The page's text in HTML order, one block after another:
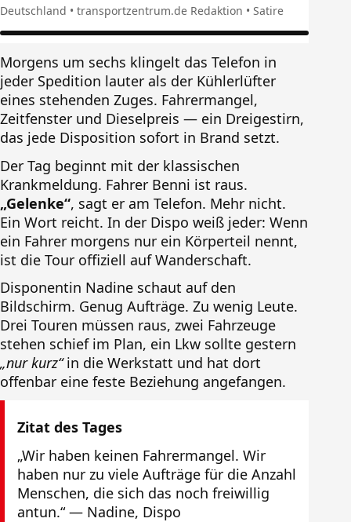
Deutschland • transportzentrum.de Redaktion • Satire
Morgens um sechs klingelt das Telefon in
jeder Spedition lauter als der Kühlerlüfter
eines stehenden Zuges. Fahrermangel,
Zeitfenster und Dieselpreis — ein Dreigestirn,
das jede Disposition sofort in Brand setzt.
Der Tag beginnt mit der klassischen
Krankmeldung. Fahrer Benni ist raus.
„Gelenke“, sagt er am Telefon. Mehr nicht.
Ein Wort reicht. In der Dispo weiß jeder: Wenn
ein Fahrer morgens nur ein Körperteil nennt,
ist die Tour offiziell auf Wanderschaft.
Disponentin Nadine schaut auf den
Bildschirm. Genug Aufträge. Zu wenig Leute.
Drei Touren müssen raus, zwei Fahrzeuge
stehen schief im Plan, ein Lkw sollte gestern
„nur kurz“in die Werkstatt und hat dort
offenbar eine feste Beziehung angefangen.
Zitat des Tages
„Wir haben keinen Fahrermangel. Wir
haben nur zu viele Aufträge für die Anzahl
Menschen, die sich das noch freiwillig
antun.“ — Nadine, Dispo